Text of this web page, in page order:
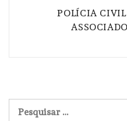
POLÍCIA CIVIL